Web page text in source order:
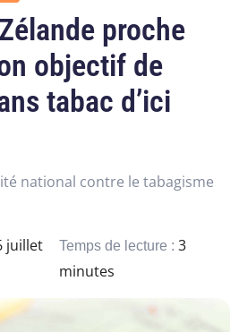
proche
objectif de
tabac d’ici
national contre le tabagisme
juillet
Temps de lecture :3
minutes